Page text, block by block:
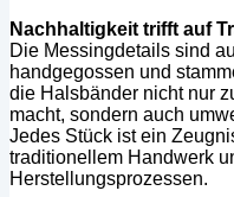
Nachhaltigkeit trifft auf
Die Messingdetails sind
handgegossen und
die Halsbänder nicht nur
macht, sondern auch
Jedes Stück ist ein
traditionellem Handwerk
Herstellungsprozessen.